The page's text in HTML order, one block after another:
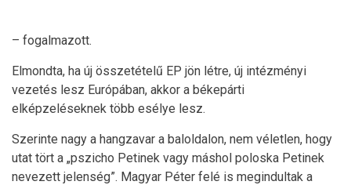
– fogalmazott.
Elmondta, ha új összetételű EP jön létre, új intézményi
vezetés lesz Európában, akkor a békepárti
elképzeléseknek több esélye lesz.
Szerinte nagy a hangzavar a baloldalon, nem véletlen, hogy
utat tört a „pszicho Petinek vagy máshol poloska Petinek
nevezett jelenség”. Magyar Péter felé is megindultak a